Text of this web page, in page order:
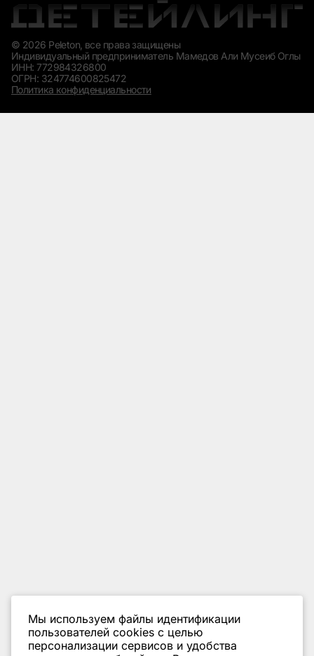
© 2026 Peleton, все права защищены
Индивидуальный предприниматель Мамедов Али Мусеиб Оглы
ИНН: 772984326800
ОГРН: 324774600825472
Политика конфиденциальности
Мы используем файлы идентификации
пользователей cookies с целью
персонализации сервисов и удобства